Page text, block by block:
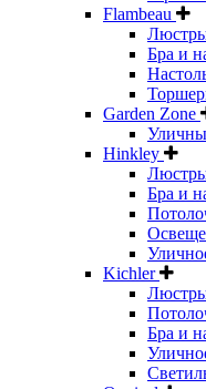
Flambeau
Бра и
Garden Zone
Hinkley
Бра и
Kichler
Бра и